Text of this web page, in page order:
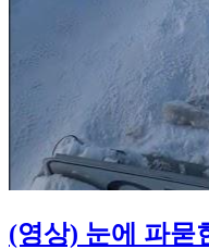
(영상) 눈에 파묻